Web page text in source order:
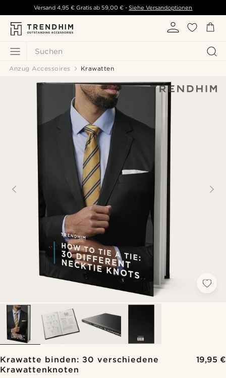
Suchen
Versand 4,95 € Gratis ab 59,00 € - Siehe Versandoptionen
Anzug Accessoires Krawatten
Krawatte binden: 30 verschiedene
Krawattenknoten
19,95 €